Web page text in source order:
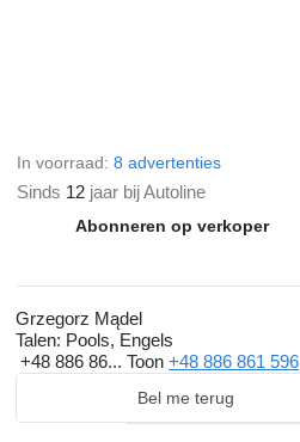
In voorraad: 8 advertenties
Sinds 12 jaar bij Autoline
Abonneren op verkoper
Grzegorz Mądel
Talen: Pools, Engels
+48 886 86... Toon +48 886 861 596
Bel me terug